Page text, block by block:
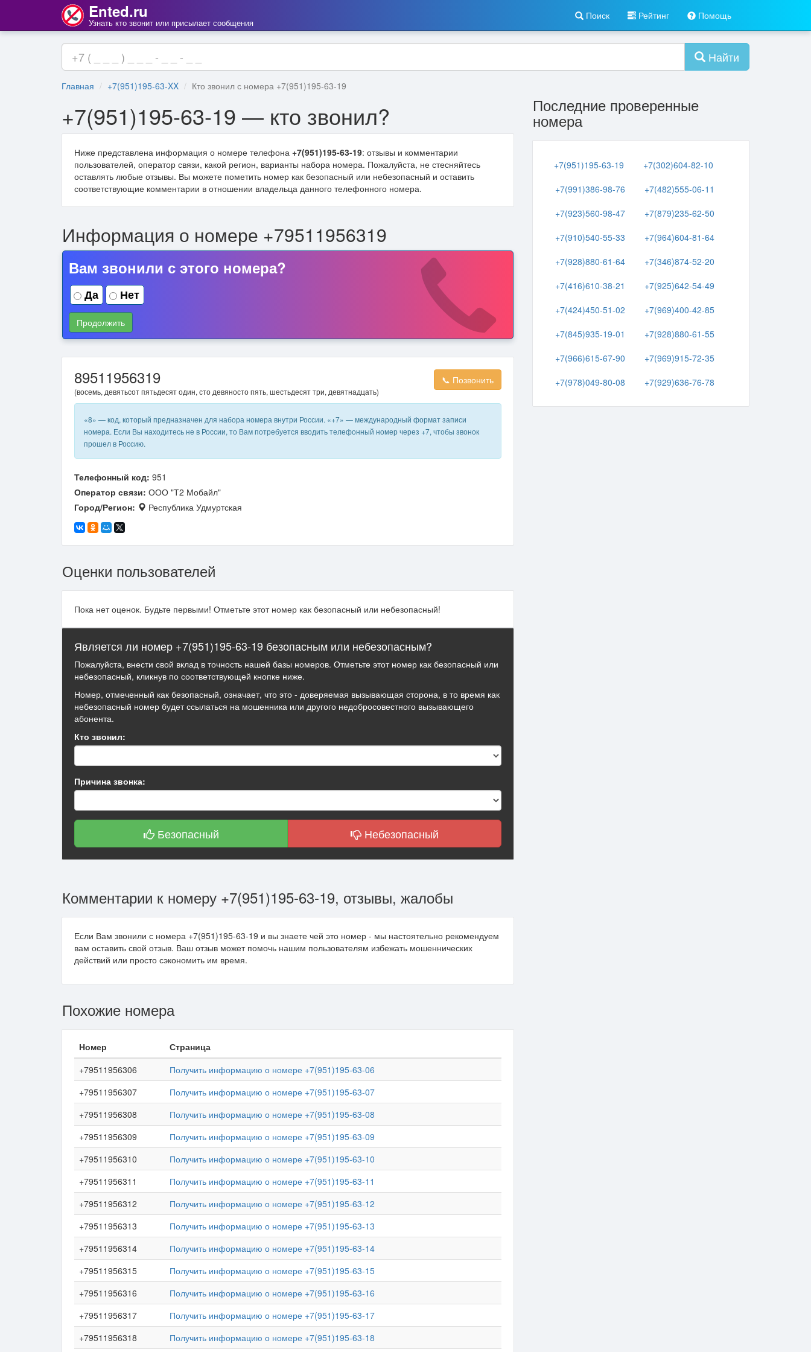
Ented.ru
Узнать кто звонит или присылает сообщения
Поиск Рейтинг Помощь
Найти
Главная +7(951)195-63-XX Кто звонил с номера +7(951)195-63-19
+7(951)195-63-19 — кто звонил?
Ниже представлена информация о номере телефона +7(951)195-63-19: отзывы и комментарии
пользователей, оператор связи, какой регион, варианты набора номера. Пожалуйста, не стесняйтесь
оставлять любые отзывы. Вы можете пометить номер как безопасный или небезопасный и оставить
соответствующие комментарии в отношении владельца данного телефонного номера.
Информация о номере +79511956319
Вам звонили с этого номера?
Да Нет
Продолжить
89511956319 📞 Позвонить
(восемь, девятьсот пятьдесят один, сто девяносто пять, шестьдесят три, девятнадцать)
«8» — код, который предназначен для набора номера внутри России. «+7» — международный формат записи
номера. Если Вы находитесь не в России, то Вам потребуется вводить телефонный номер через +7, чтобы звонок
прошел в Россию.
Телефонный код: 951
Оператор связи: ООО "Т2 Мобайл"
Город/Регион:
Республика Удмуртская
Оценки пользователей
Пока нет оценок. Будьте первыми! Отметьте этот номер как безопасный или небезопасный!
Является ли номер +7(951)195-63-19 безопасным или небезопасным?
Пожалуйста, внести свой вклад в точность нашей базы номеров. Отметьте этот номер как безопасный или
небезопасный, кликнув по соответствующей кнопке ниже.
Номер, отмеченный как безопасный, означает, что это - доверяемая вызывающая сторона, в то время как
небезопасный номер будет ссылаться на мошенника или другого недобросовестного вызывающего
абонента.
Кто звонил:
Причина звонка:
Безопасный Небезопасный
Комментарии к номеру +7(951)195-63-19, отзывы, жалобы
Если Вам звонили с номера +7(951)195-63-19 и вы знаете чей это номер - мы настоятельно рекомендуем
вам оставить свой отзыв. Ваш отзыв может помочь нашим пользователям избежать мошеннических
действий или просто сэкономить им время.
Похожие номера
Номер
Страница
+79511956306
Получить информацию о номере +7(951)195-63-06
+79511956307
Получить информацию о номере +7(951)195-63-07
+79511956308
Получить информацию о номере +7(951)195-63-08
+79511956309
Получить информацию о номере +7(951)195-63-09
+79511956310
Получить информацию о номере +7(951)195-63-10
+79511956311
Получить информацию о номере +7(951)195-63-11
+79511956312
Получить информацию о номере +7(951)195-63-12
+79511956313
Получить информацию о номере +7(951)195-63-13
+79511956314
Получить информацию о номере +7(951)195-63-14
+79511956315
Получить информацию о номере +7(951)195-63-15
+79511956316
Получить информацию о номере +7(951)195-63-16
+79511956317
Получить информацию о номере +7(951)195-63-17
+79511956318
Получить информацию о номере +7(951)195-63-18
Последние проверенные
номера
+7(951)195-63-19
+7(302)604-82-10
+7(991)386-98-76
+7(482)555-06-11
+7(923)560-98-47
+7(879)235-62-50
+7(910)540-55-33
+7(964)604-81-64
+7(928)880-61-64
+7(346)874-52-20
+7(416)610-38-21
+7(925)642-54-49
+7(424)450-51-02
+7(969)400-42-85
+7(845)935-19-01
+7(928)880-61-55
+7(966)615-67-90
+7(969)915-72-35
+7(978)049-80-08
+7(929)636-76-78